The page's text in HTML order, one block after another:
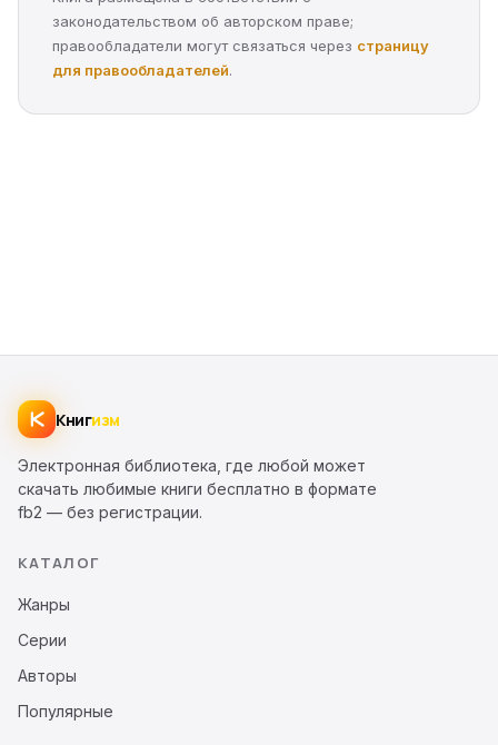
законодательством об авторском праве;
правообладатели могут связаться через страницу
для правообладателей.
Книгизм
Электронная библиотека, где любой может
скачать любимые книги бесплатно в формате
fb2 — без регистрации.
КАТАЛОГ
Жанры
Серии
Авторы
Популярные